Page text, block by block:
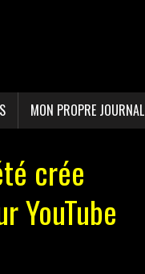
MON PROPRE JOURNAL
crée
YouTube